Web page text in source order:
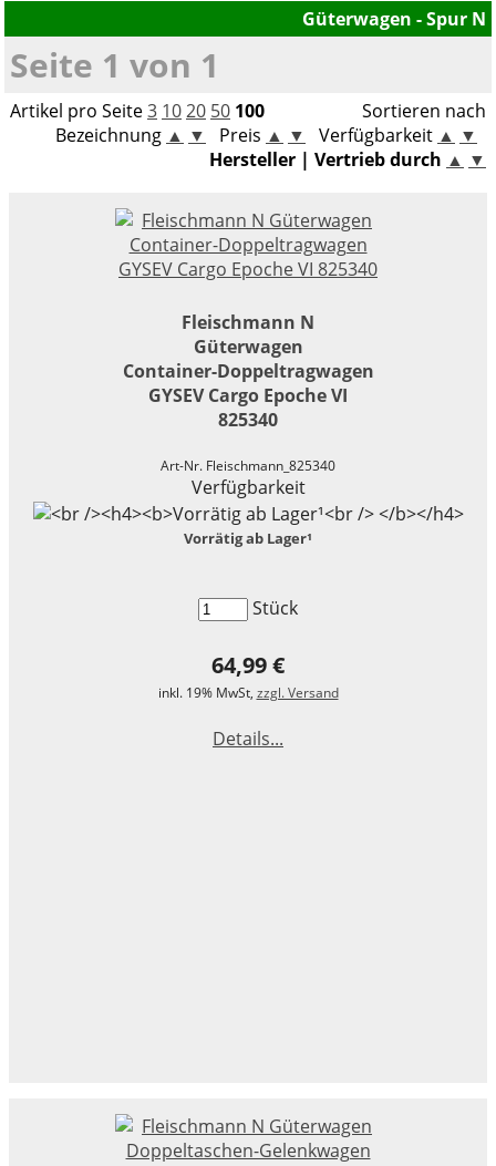
Bausätze
Viessmann CarMotion H0
Boote / Schiffe
Bausätze
Modellautozubehör
LEGO® Super Mario
LEGO® Marvel Super Heroes™
LEGO® Jurassic World™
LEGO® NINJAGO
LEGO® Harry Potter™
LEGO® Star Wars™
LEGO® Technic
LEGO® Architecture
Güterwagen - Spur N
Seite 1 von 1
Artikel pro Seite3 1020 50 100
Sortieren nach
Bezeichnung ▲ ▼ Preis ▲ ▼ Verfügbarkeit ▲ ▼
Hersteller | Vertrieb durch ▲ ▼
Fleischmann N
Güterwagen
Container-Doppeltragwagen
GYSEV Cargo Epoche VI
825340
Art-Nr. Fleischmann_825340
Verfügbarkeit
Vorrätig ab Lager¹
Stück
64,99 €
inkl. 19% MwSt, zzgl. Versand
Details...